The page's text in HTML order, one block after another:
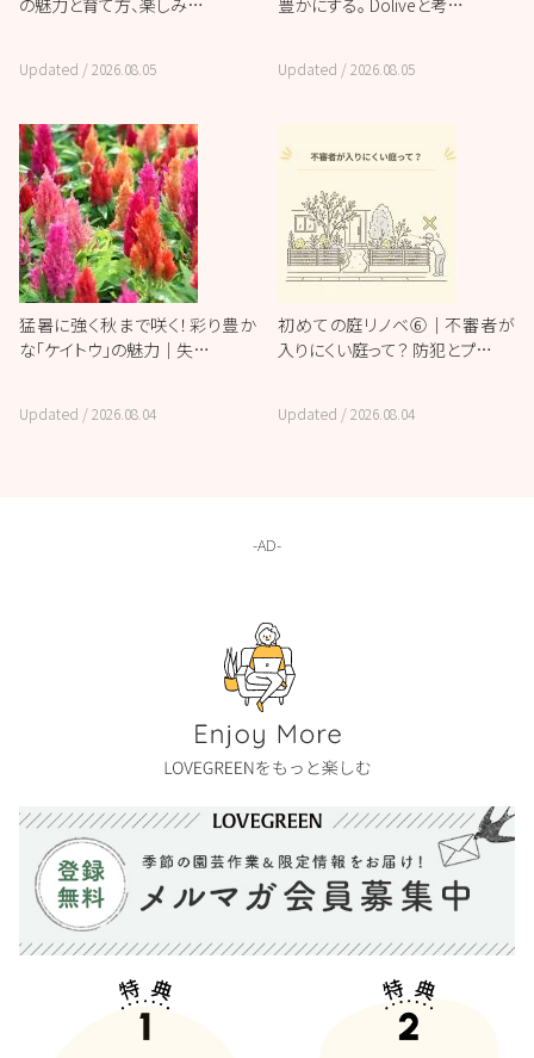
の魅力と育て方、楽しみ…
Updated /2026.08.05
豊かにする。 Doliveと考…
Updated /2026.08.05
猛暑に強く秋まで咲く！彩り豊か
な「ケイトウ」の魅力｜失…
Updated /2026.08.04
初めての庭リノベ⑥｜不審者が
入りにくい庭って？ 防犯とプ…
Updated /2026.08.04